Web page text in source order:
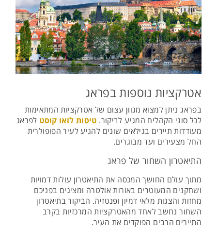
אטרקציות נוספות בפראג
בפראג ניתן למצוא מגוון עצום של אטרקציות המתאימות
לכל סוגי הקהלים המגיע לביקור. טיסות לואו קוסט לפראג
מעודדות תיירים בגילאים שונים להגיע לעיר הפופולרית
החל מצעירים ועד מבוגרים.
התיאטרון השחור של פראג
מתוך עולם החושך המכסה את התיאטרון עולות דמויות
ושחקנים המעוטרים באורות אולטרה ומציגים בפניכם
מחזות והצגות מלאי דמיון ופנטזיה. הביקור בתיאטרון
השחור נחשב לאחד מהאטרקציות המרכזיות בקרב
התיירים הרבים הפוקדים את העיר.